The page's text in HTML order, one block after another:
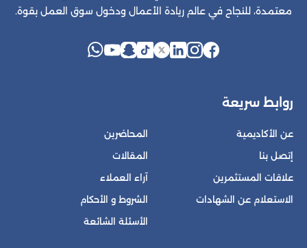
معتمدة، للنجاح في عالم ريادة الأعمال ودخول سوق العمل بقوة.
روابط سريعة
عن الأكاديمية
إتصل بنا
علاقات المستثمرين
الاستعلام عن الشهادات
المحاضرين
المقالات
آراء العملاء
الشروط و الأحكام
الأسئلة الشائعة